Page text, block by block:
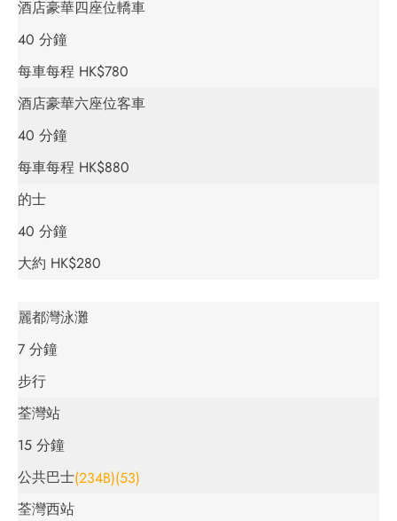
酒店豪華四座位轎車
40 分鐘
每車每程 HK$780
酒店豪華六座位客車
40 分鐘
每車每程 HK$880
的士
40 分鐘
大約 HK$280
麗都灣泳灘
7 分鐘
步行
荃灣站
15 分鐘
公共巴士(234B)(53)
荃灣西站